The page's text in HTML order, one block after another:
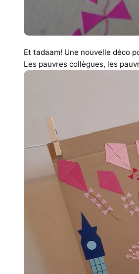
Et tadaam! Une nouvelle déco
Les pauvres collègues, les